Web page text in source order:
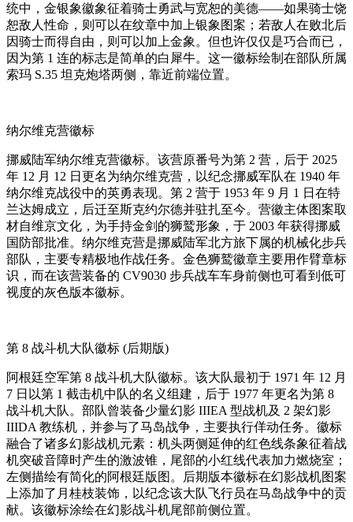
统中，金银象徽象征着骑士勇武与宽恕的美德——如果骑士饶
恕敌人性命，则可以在纹章中加上银象图案；若敌人在败北后
因骑士而得自由，则可以加上金象。但也许仅仅是巧合而已，
因为第 1 连的标志是简单的白犀牛。这一徽标绘制在部队所属
索玛 S.35 坦克炮塔两侧，靠近前端位置。
纳尔维克营徽标
挪威陆军纳尔维克营徽标。该营原番号为第 2 营，后于 2025
年 12 月 12 日更名为纳尔维克营，以纪念挪威军队在 1940 年
纳尔维克战役中的英勇表现。第 2 营于 1953 年 9 月 1 日在特
兰达姆成立，后迁至斯克约尔德并驻扎至今。营徽主体图案取
材自维京文化，为手持金剑的狮鹫形象，于 2003 年获得挪威
国防部批准。纳尔维克营是挪威陆军北方旅下属的机械化步兵
部队，主要专精极地作战任务。金色狮鹫徽章主要用作臂章标
识，而在该营装备的 CV9030 步兵战车车身前侧也可看到低可
视度的灰色版本徽标。
第 8 战斗机大队徽标 (后期版)
阿根廷空军第 8 战斗机大队徽标。该大队最初于 1971 年 12 月
7 日以第 1 截击机中队的名义组建，后于 1977 年更名为第 8
战斗机大队。部队曾装备少量幻影 IIIEA 型战机及 2 架幻影
IIIDA 教练机，并参与了马岛战争，主要执行佯动任务。徽标
融合了诸多幻影战机元素：机头两侧延伸的红色线条象征着战
机突破音障时产生的激波锥，尾部的小红线代表加力燃烧室；
左侧描绘有简化的阿根廷版图。后期版本徽标在幻影战机图案
上添加了月桂枝装饰，以纪念该大队飞行员在马岛战争中的贡
献。该徽标涂绘在幻影战斗机尾部前侧位置。